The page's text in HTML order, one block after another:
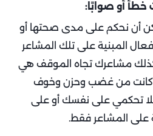
أو صوابًا:
أن نحكم على مدى صحتها أو
المبنية على تلك المشاعر
مشاعرك تجاه الموقف هي
كانت من غضب وحزن وخوف
تحكمي على نفسك أو على
على المشاعر فقط.